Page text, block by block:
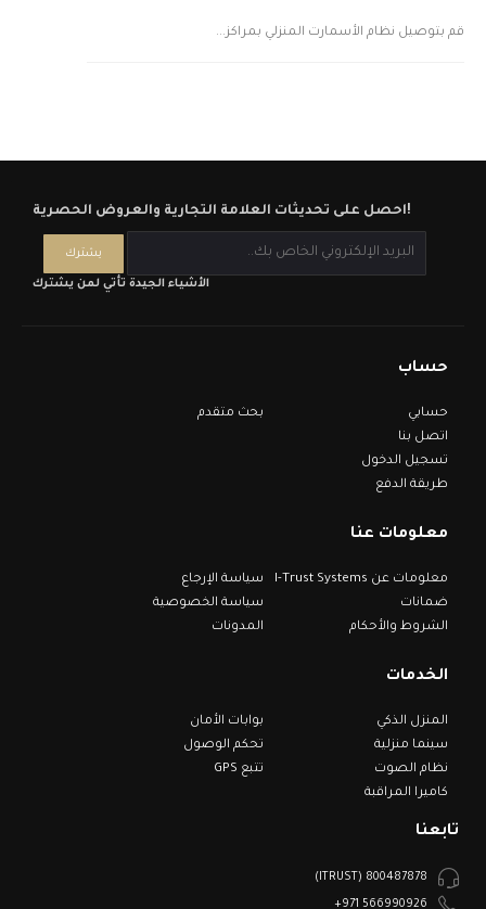
قم بتوصيل نظام الأسمارت المنزلي بمراكز...
احصل على تحديثات العلامة التجارية والعروض الحصرية!
الأشياء الجيدة تأتي لمن يشترك
حساب
حسابي
اتصل بنا
تسجيل الدخول
طريقة الدفع
بحث متقدم
معلومات عنا
معلومات عن I-Trust Systems
ضمانات
الشروط والأحكام
سياسة الإرجاع
سياسة الخصوصية
المدونات
الخدمات
المنزل الذكي
سينما منزلية
نظام الصوت
كاميرا المراقبة
بوابات الأمان
تحكم الوصول
تتبع GPS
تابعنا
800487878 (ITRUST)
566990926 971+